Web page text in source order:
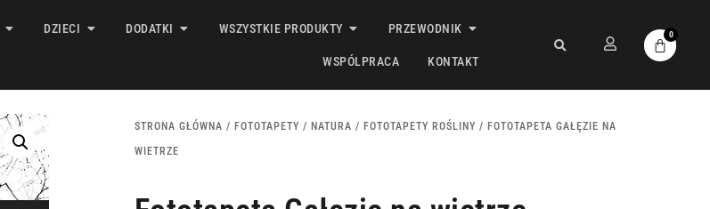
DZIECI DODATKI WSZYSTKIE PRODUKTY PRZEWODNIK
WSPÓLPRACA KONTAKT
0
STRONA GŁÓWNA / FOTOTAPETY / NATURA / FOTOTAPETY ROŚLINY / FOTOTAPETA GAŁĘZIE NA
WIETRZE